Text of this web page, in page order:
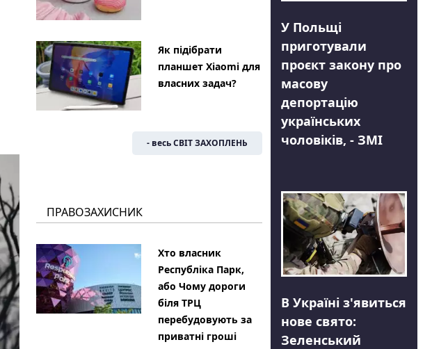
Як підібрати
планшет Xiaomi для
власних задач?
- весь СВІТ ЗАХОПЛЕНЬ
ПРАВОЗАХИСНИК
Хто власник
Республіка Парк,
або Чому дороги
біля ТРЦ
перебудовують за
приватні гроші
У Польщі
приготували
проєкт закону про
масову
депортацію
українських
чоловіків, - ЗМІ
В Україні з'явиться
нове свято:
Зеленський